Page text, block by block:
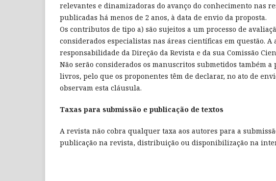
relevantes e dinamizadoras do avanço do conhecimento nas
publicadas há menos de 2 anos, à data de envio da proposta.
Os contributos de tipo a) são sujeitos a um processo de
considerados especialistas nas áreas científicas em questão.
responsabilidade da Direção da Revista e da sua Comissão
Não serão considerados os manuscritos submetidos também
livros, pelo que os proponentes têm de declarar, no ato de
observam esta cláusula.
Taxas para submissão e publicação de textos
A revista não cobra qualquer taxa aos autores para a
publicação na revista, distribuição ou disponibilização na